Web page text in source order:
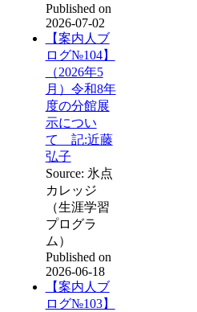
Published on
2026-07-02
【案内人ブ
ログ№104】
（2026年5
月）令和8年
度の分館展
示につい
て 記:近藤
弘子
Source: 氷点
カレッジ
（生涯学習
プログラ
ム）
Published on
2026-06-18
【案内人ブ
ログ№103】